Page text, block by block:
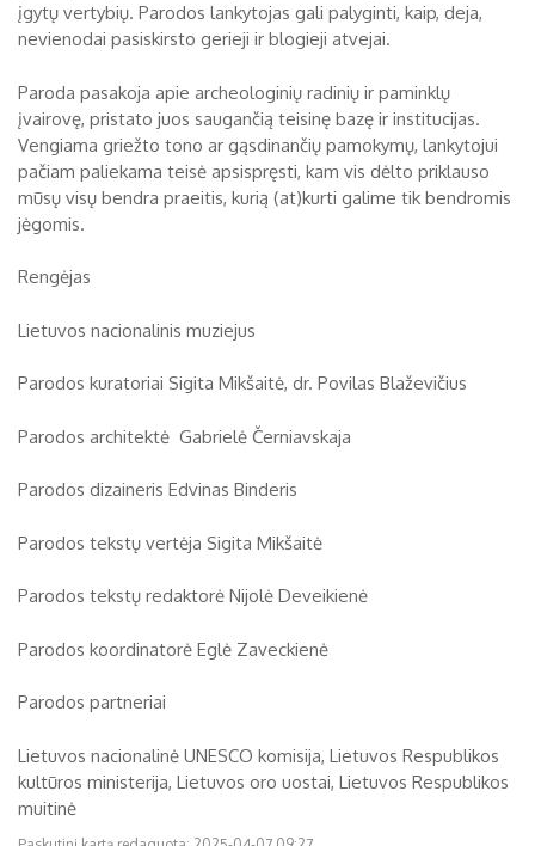
įgytų vertybių. Parodos lankytojas gali palyginti, kaip, deja,
nevienodai pasiskirsto gerieji ir blogieji atvejai.
Paroda pasakoja apie archeologinių radinių ir paminklų
įvairovę, pristato juos saugančią teisinę bazę ir institucijas.
Vengiama griežto tono ar gąsdinančių pamokymų, lankytojui
pačiam paliekama teisė apsispręsti, kam vis dėlto priklauso
mūsų visų bendra praeitis, kurią (at)kurti galime tik bendromis
jėgomis.
Rengėjas
Lietuvos nacionalinis muziejus
Parodos kuratoriai Sigita Mikšaitė, dr. Povilas Blaževičius
Parodos architektė Gabrielė Černiavskaja
Parodos dizaineris Edvinas Binderis
Parodos tekstų vertėja Sigita Mikšaitė
Parodos tekstų redaktorė Nijolė Deveikienė
Parodos koordinatorė Eglė Zaveckienė
Parodos partneriai
Lietuvos nacionalinė UNESCO komisija, Lietuvos Respublikos
kultūros ministerija, Lietuvos oro uostai, Lietuvos Respublikos
muitinė